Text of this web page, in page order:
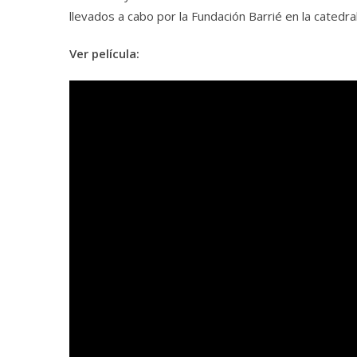
llevados a cabo por la Fundación Barrié en la
Ver película: